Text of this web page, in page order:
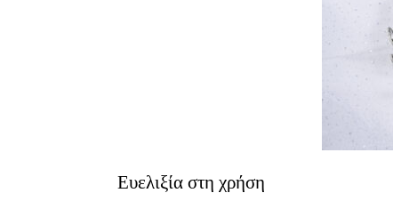
Ευελιξία στη χρήση